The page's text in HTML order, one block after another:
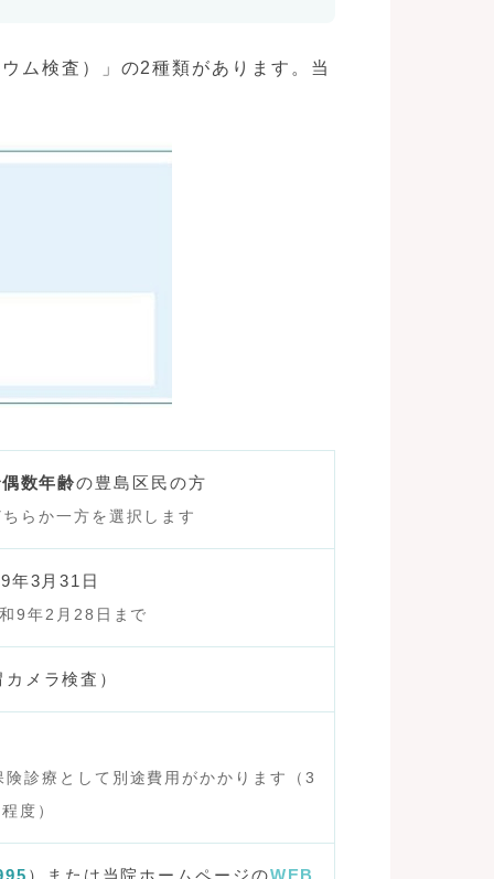
ム検査）」の2種類があります。当
数年齢の豊島区民の方
らか一方を選択します
年3月31日
9年2月28日まで
メラ検査）
診療として別途費用がかかります（3
度）
）または当院ホームページのWEB